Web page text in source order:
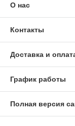
О нас
Контакты
Доставка и
График работы
Полная версия